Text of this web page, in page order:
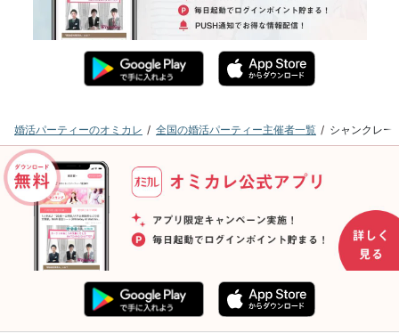
婚活パーティーのオミカレ 全国の婚活パーティー主催者一覧 シャンクレー